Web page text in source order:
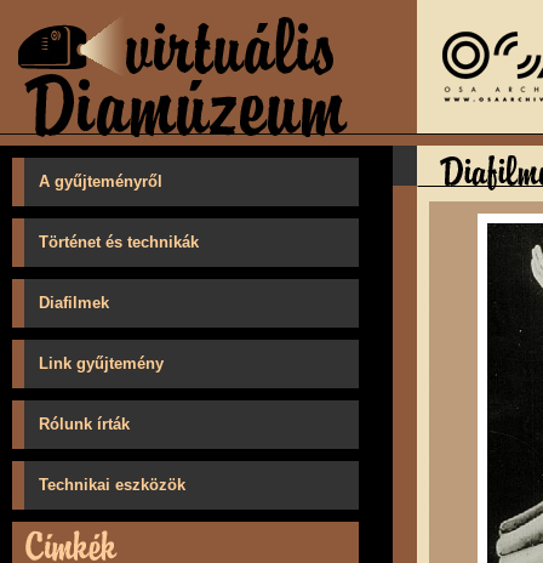
A gyűjteményről
Történet és technikák
Diafilmek
Link gyűjtemény
Rólunk írták
Technikai eszközök